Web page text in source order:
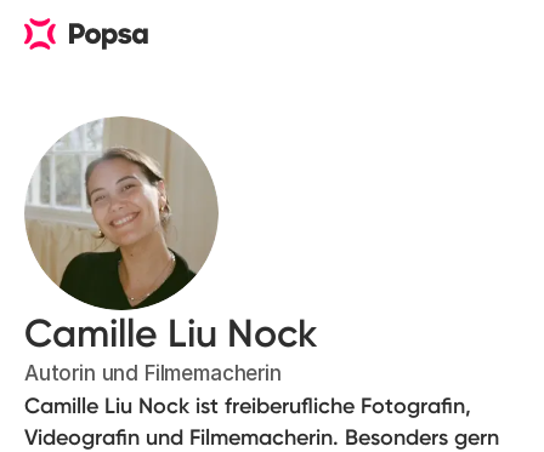
Camille Liu Nock
Autorin und Filmemacherin
Camille Liu Nock ist freiberufliche Fotografin,
Videografin und Filmemacherin. Besonders gern